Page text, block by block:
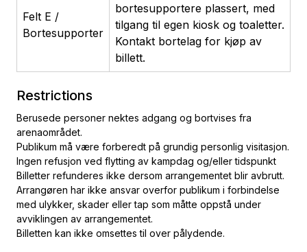
Felt E /
Bortesupporter
bortesupportere plassert, med
tilgang til egen kiosk og toaletter.
Kontakt bortelag for kjøp av
billett.
Restrictions
Berusede personer nektes adgang og bortvises fra
arenaområdet.
Publikum må være forberedt på grundig personlig visitasjon.
Ingen refusjon ved flytting av kampdag og/eller tidspunkt
Billetter refunderes ikke dersom arrangementet blir avbrutt.
Arrangøren har ikke ansvar overfor publikum i forbindelse
med ulykker, skader eller tap som måtte oppstå under
avviklingen av arrangementet.
Billetten kan ikke omsettes til over pålydende.